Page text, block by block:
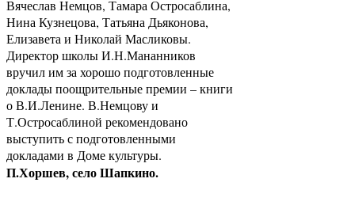
Вячеслав Немцов, Тамара Остросаблина,
Нина Кузнецова, Татьяна Дьяконова,
Елизавета и Николай Масликовы.
Директор школы И.Н.Мананников
вручил им за хорошо подготовленные
доклады поощрительные премии – книги
о В.И.Ленине. В.Немцову и
Т.Остросаблиной рекомендовано
выступить с подготовленными
докладами в Доме культуры.
П.Хоршев, село Шапкино.